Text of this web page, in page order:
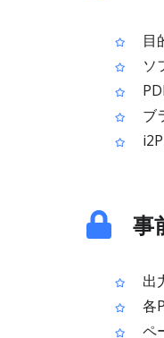
目
ソ
ブ
事
出
各
ペ